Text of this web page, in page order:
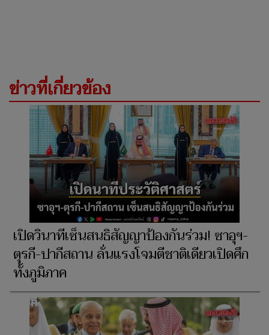
ข่าวที่เกี่ยวข้อง
เปิดวินาทีเซ็นสนธิสัญญาป้องกันร่วม! ซาอุฯ-
ตุรกี-ปากีสถาน ลั่นแรงโจมตีชาติเดียวเปิดศึก
ทั้งภูมิภาค